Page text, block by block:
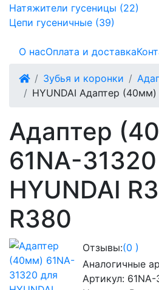
Натяжители гусеницы (22)
Цепи гусеничные (39)
О насОплата и доставка
Зубья и коронки
HYUNDAI Адаптер (40мм)
Адаптер
61NA-
HYUNDAI
R380
Отзывы:(0 )
Аналогичные
Артикул: 61NA-